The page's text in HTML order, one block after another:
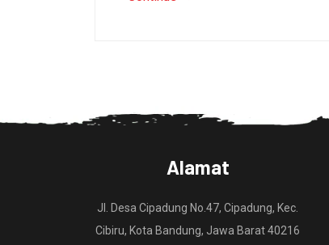
Alamat
Jl. Desa Cipadung No.47, Cipadung, Kec.
Cibiru, Kota Bandung, Jawa Barat 40216